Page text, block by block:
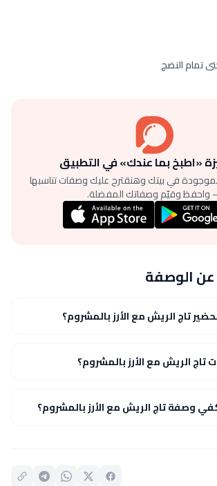
تمام النضج
«اطبخ بما عندك» في التطبيق
في بيتك وهنقترح عليك وصفات تناسبها
وقيّم وصفاتك المفضلة.
الوصفة
تاج الريش مع الأرز بالمشروم؟
الريش مع الأرز بالمشروم؟
وصفة تاج الريش مع الأرز بالمشروم؟